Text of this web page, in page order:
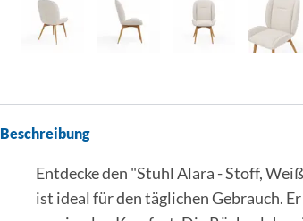
Beschreibung
Entdecke den "Stuhl Alara - Stoff,
ist ideal für den täglichen Gebrauch.